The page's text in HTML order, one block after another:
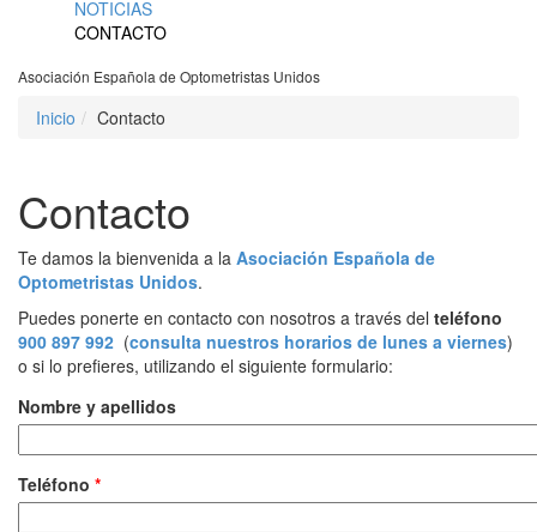
NOTICIAS
CONTACTO
Asociación Española de Optometristas Unidos
Inicio Contacto
Contacto
Te damos la bienvenida a la Asociación Española de
Optometristas Unidos.
Puedes ponerte en contacto con nosotros a través del teléfono
900 897 992 (consulta nuestros horarios de lunes a viernes)
o si lo prefieres, utilizando el siguiente formulario:
Nombre y apellidos
Teléfono *